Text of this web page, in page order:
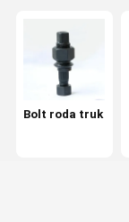
Bolt roda truk
mur roda truk
Bolt roda truk